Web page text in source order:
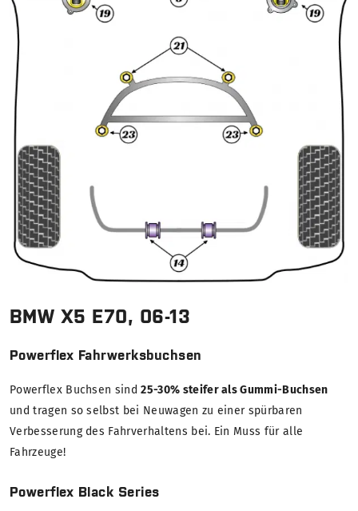
BMW X5 E70, 06-13
Powerflex Fahrwerksbuchsen
Powerflex Buchsen sind25-30% steifer als Gummi-Buchsen
und tragen so selbst bei Neuwagen zu einer spürbaren
Verbesserung des Fahrverhaltens bei. Ein Muss für alle
Fahrzeuge!
Powerflex Black Series